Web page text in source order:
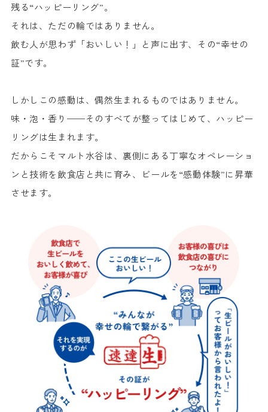
残る“ハッピーリング”。
それは、ただの輪ではありません。
飲む人が思わず「おいしい！」と声に出す、その“幸せの
証”です。
しかしこの感動は、偶然生まれるものではありません。
味・泡・香り——そのすべてが整ってはじめて、ハッピー
リングは生まれます。
だからこそマルト水谷は、裏側にある丁寧なオペレーショ
ンと技術を飲食店と共に育み、ビールを“感動体験”に昇華
させます。